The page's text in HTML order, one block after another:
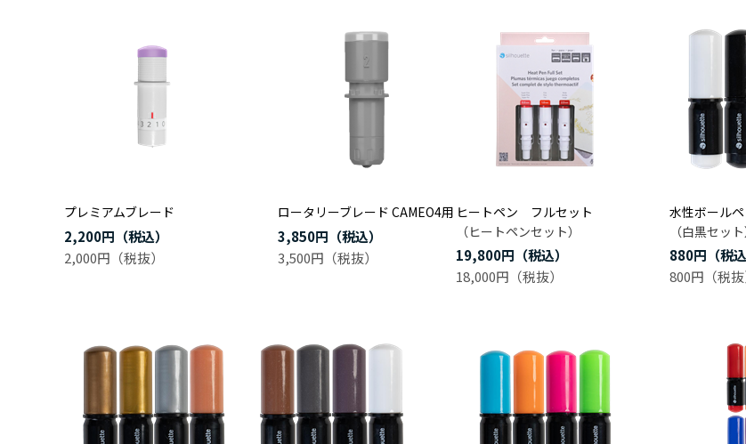
プレミアムブレード
2,200円
2,000円
ロータリーブレード CAMEO4用
3,850円
3,500円
ヒートペン フルセット
（ヒートペンセット）
19,800円
18,000円
水性ボール
（白黒セット
880円
800円